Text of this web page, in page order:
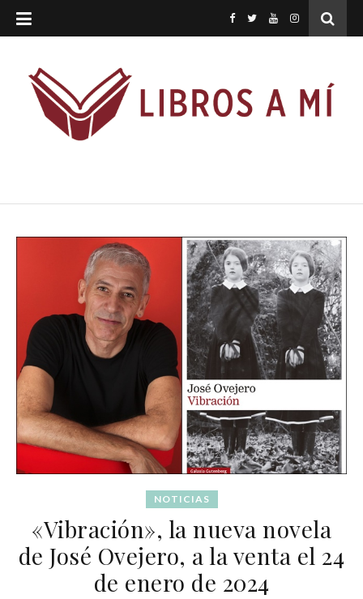
NOTICIAS
«Vibración», la nueva novela
de José Ovejero, a la venta el 24
de enero de 2024